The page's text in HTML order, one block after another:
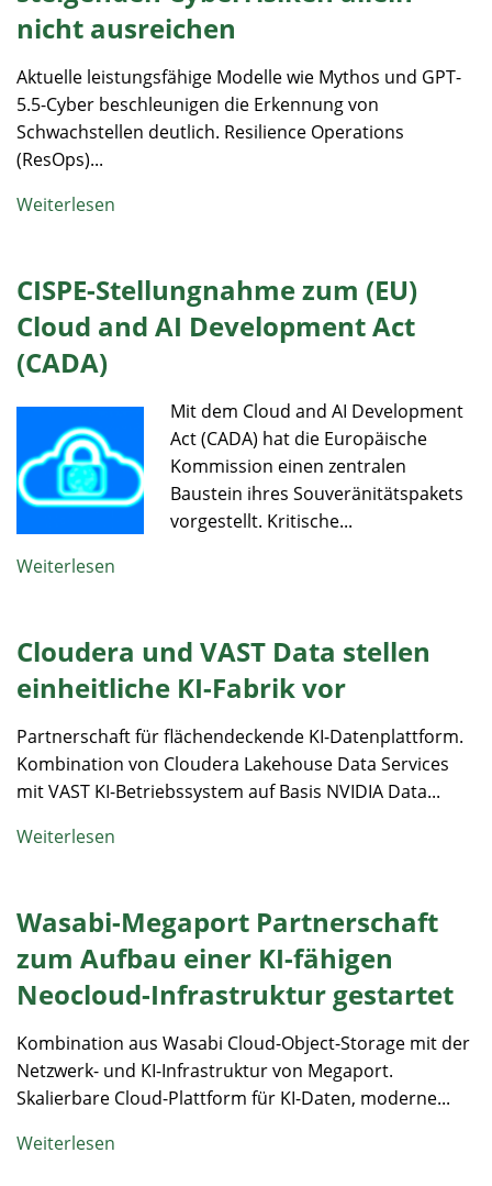
nicht ausreichen
Aktuelle leistungsfähige Modelle wie Mythos und GPT-
5.5-Cyber beschleunigen die Erkennung von
Schwachstellen deutlich. Resilience Operations
(ResOps)...
Weiterlesen
CISPE-Stellungnahme zum (EU)
Cloud and AI Development Act
(CADA)
Mit dem Cloud and AI Development
Act (CADA) hat die Europäische
Kommission einen zentralen
Baustein ihres Souveränitätspakets
vorgestellt. Kritische...
Weiterlesen
Cloudera und VAST Data stellen
einheitliche KI-Fabrik vor
Partnerschaft für flächendeckende KI-Datenplattform.
Kombination von Cloudera Lakehouse Data Services
mit VAST KI-Betriebssystem auf Basis NVIDIA Data...
Weiterlesen
Wasabi-Megaport Partnerschaft
zum Aufbau einer KI-fähigen
Neocloud-Infrastruktur gestartet
Kombination aus Wasabi Cloud-Object-Storage mit der
Netzwerk- und KI-Infrastruktur von Megaport.
Skalierbare Cloud-Plattform für KI-Daten, moderne...
Weiterlesen